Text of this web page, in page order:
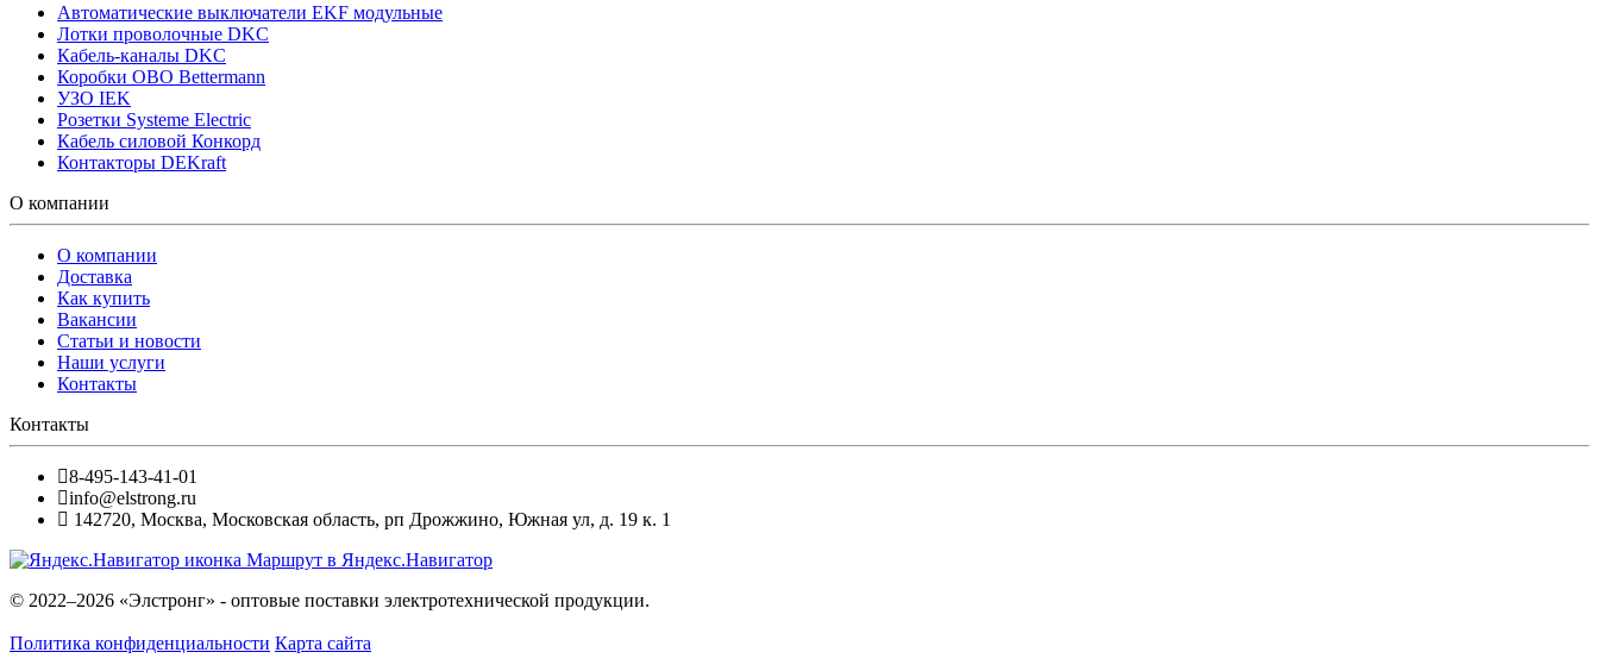
Автоматические выключатели EKF модульные
Лотки проволочные DKC
Кабель-каналы DKC
Коробки OBO Bettermann
УЗО IEK
Розетки Systeme Electric
Кабель силовой Конкорд
Контакторы DEKraft
О компании
О компании
Доставка
Как купить
Вакансии
Статьи и новости
Наши услуги
Контакты
Контакты
8-495-143-41-01
info@elstrong.ru
142720, Москва, Московская область, рп Дрожжино, Южная ул, д. 19 к. 1
Маршрут в Яндекс.Навигатор
© 2022–2026 «Элстронг» - оптовые поставки электротехнической продукции.
Политика конфиденциальности Карта сайта